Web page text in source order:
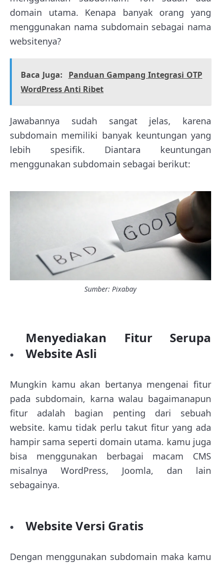
domain utama. Kenapa banyak orang yang
menggunakan nama subdomain sebagai nama
websitenya?
Baca Juga:
Panduan Gampang Integrasi OTP
WordPress Anti Ribet
Jawabannya sudah sangat jelas, karena
subdomain memiliki banyak keuntungan yang
lebih spesifik. Diantara keuntungan
menggunakan subdomain sebagai berikut:
Sumber: Pixabay
Menyediakan Fitur Serupa
Website Asli
Mungkin kamu akan bertanya mengenai fitur
pada subdomain, karna walau bagaimanapun
fitur adalah bagian penting dari sebuah
website. kamu tidak perlu takut fitur yang ada
hampir sama seperti domain utama. kamu juga
bisa menggunakan berbagai macam CMS
misalnya WordPress, Joomla, dan lain
sebagainya.
Website Versi Gratis
Dengan menggunakan subdomain maka kamu